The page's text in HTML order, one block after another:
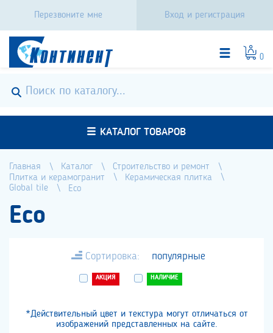
Перезвоните мне Вход и регистрация
0
КАТАЛОГ ТОВАРОВ
Главная Каталог
Строительство и ремонт
Плитка и керамогранит
Керамическая плитка
Global tile
Eco
Eco
Сортировка: популярные
АКЦИЯ НАЛИЧИЕ
*Действительный цвет и текстура могут отличаться от
изображений представленных на сайте.